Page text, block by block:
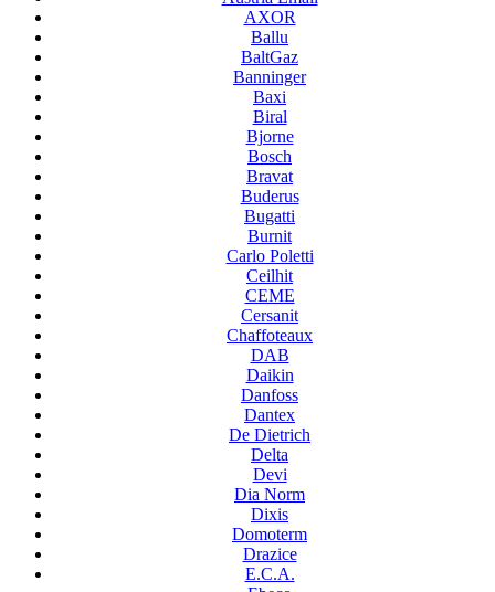
AXOR
Ballu
BaltGaz
Banninger
Baxi
Biral
Bjorne
Bosch
Bravat
Buderus
Bugatti
Burnit
Carlo Poletti
Ceilhit
CEME
Cersanit
Chaffoteaux
DAB
Daikin
Danfoss
Dantex
De Dietrich
Delta
Devi
Dia Norm
Dixis
Domoterm
Drazice
E.C.A.